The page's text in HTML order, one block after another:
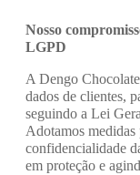
Nosso
LGPD
A Dengo
dados de clientes,
seguindo a Lei
Adotamos medidas
confidencialidade
em proteção e